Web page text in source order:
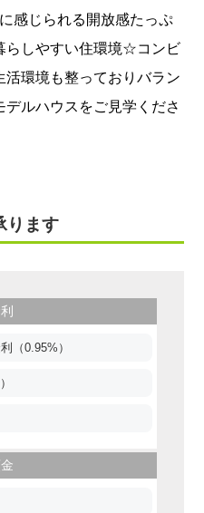
感じられる開放感たっぷ
らしやすい住環境☆コンビ
環境も整っておりバラン
ルハウスをご見学くださ
ります
（0.95%）